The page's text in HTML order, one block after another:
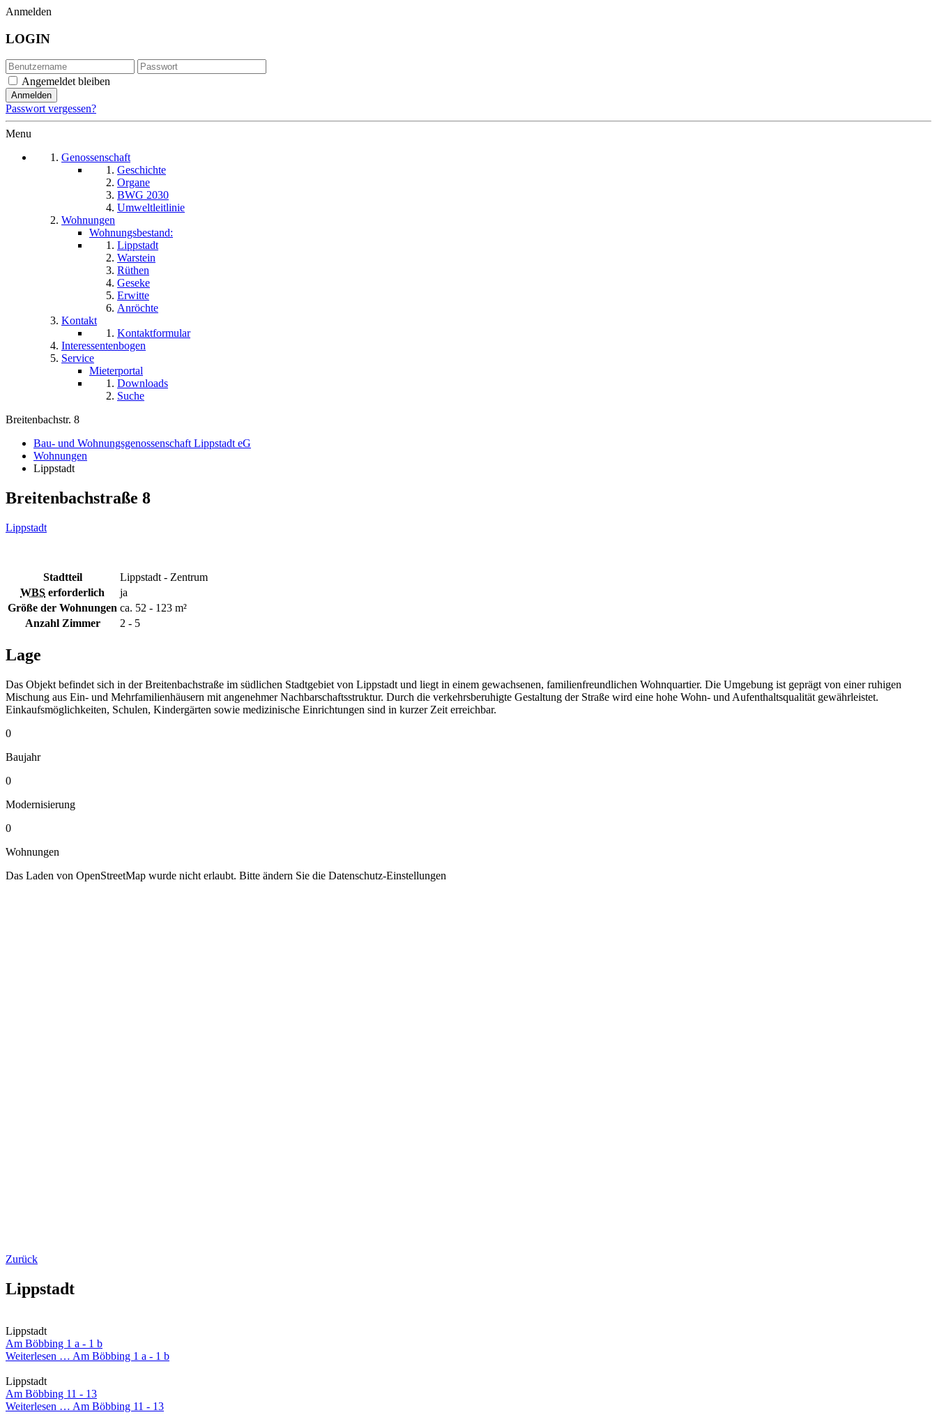
Anmelden
LOGIN
Angemeldet bleiben
Passwort vergessen?
Menu
Genossenschaft
Geschichte
Organe
BWG 2030
Umweltleitlinie
Wohnungen
Wohnungsbestand:
Lippstadt
Warstein
Rüthen
Geseke
Erwitte
Anröchte
Kontakt
Kontaktformular
Interessentenbogen
Service
Mieterportal
Downloads
Suche
Breitenbachstr. 8
Bau- und Wohnungsgenossenschaft Lippstadt eG
Wohnungen
Lippstadt
Breitenbachstraße 8
Lippstadt
Stadtteil
Lippstadt - Zentrum
WBS erforderlich
ja
Größe der Wohnungen ca. 52 - 123 m²
Anzahl Zimmer
2 - 5
Lage
Das Objekt befindet sich in der Breitenbachstraße im südlichen Stadtgebiet von Lippstadt und liegt in einem gewachsenen, familienfreundlichen Wohnquartier. Die Umgebung ist geprägt von einer ruhigen
Mischung aus Ein- und Mehrfamilienhäusern mit angenehmer Nachbarschaftsstruktur. Durch die verkehrsberuhigte Gestaltung der Straße wird eine hohe Wohn- und Aufenthaltsqualität gewährleistet.
Einkaufsmöglichkeiten, Schulen, Kindergärten sowie medizinische Einrichtungen sind in kurzer Zeit erreichbar.
0
Baujahr
0
Modernisierung
0
Wohnungen
Das Laden von OpenStreetMap wurde nicht erlaubt. Bitte ändern Sie die Datenschutz-Einstellungen
Zurück
Lippstadt
Lippstadt
Am Böbbing 1 a - 1 b
Weiterlesen … Am Böbbing 1 a - 1 b
Lippstadt
Am Böbbing 11 - 13
Weiterlesen … Am Böbbing 11 - 13